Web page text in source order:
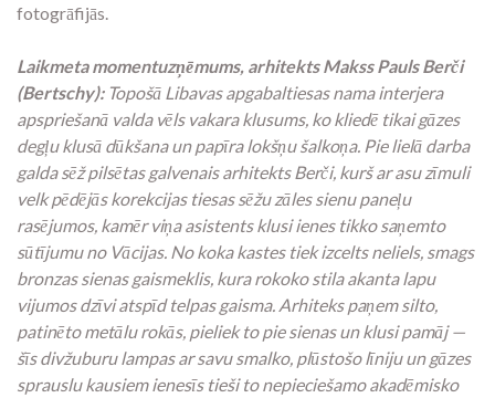
fotogrāfijās.
Laikmeta momentuzņēmums, arhitekts Makss Pauls Berči
(Bertschy): Topošā Libavas apgabaltiesas nama interjera
apspriešanā valda vēls vakara klusums, ko kliedē tikai gāzes
degļu klusā dūkšana un papīra lokšņu šalkoņa. Pie lielā darba
galda sēž pilsētas galvenais arhitekts Berči, kurš ar asu zīmuli
velk pēdējās korekcijas tiesas sēžu zāles sienu paneļu
rasējumos, kamēr viņa asistents klusi ienes tikko saņemto
sūtījumu no Vācijas. No koka kastes tiek izcelts neliels, smags
bronzas sienas gaismeklis, kura rokoko stila akanta lapu
vijumos dzīvi atspīd telpas gaisma. Arhiteks paņem silto,
patinēto metālu rokās, pieliek to pie sienas un klusi pamāj —
šīs divžuburu lampas ar savu smalko, plūstošo līniju un gāzes
sprauslu kausiem ienesīs tieši to nepieciešamo akadēmisko